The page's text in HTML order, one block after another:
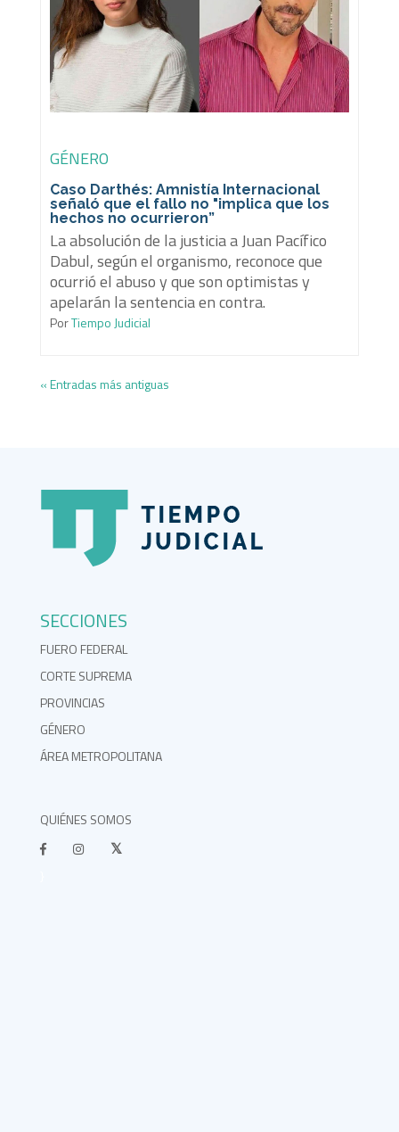
GÉNERO
Caso Darthés: Amnistía Internacional
señaló que el fallo no "implica que los
hechos no ocurrieron”
La absolución de la justicia a Juan Pacífico
Dabul, según el organismo, reconoce que
ocurrió el abuso y que son optimistas y
apelarán la sentencia en contra.
PorTiempo Judicial
« Entradas más antiguas
SECCIONES
FUERO FEDERAL
CORTE SUPREMA
PROVINCIAS
GÉNERO
ÁREA METROPOLITANA
QUIÉNES SOMOS